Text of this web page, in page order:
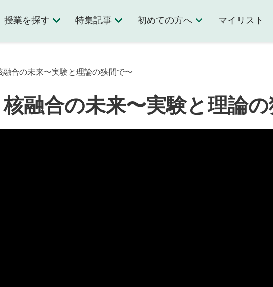
授業を探す 特集記事 初めての方へ マイリスト
合の未来〜実験と理論の狭間で〜
融合の未来〜実験と理論